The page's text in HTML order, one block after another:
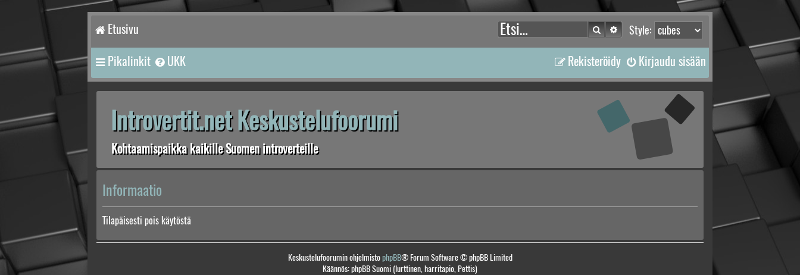
Etusivu Style:
Etsi Tarkennettu haku
Pikalinkit UKK Kirjaudu sisään
Rekisteröidy
Introvertit.net Keskustelufoorumi
Kohtaamispaikka kaikille Suomen introverteille
Informaatio
Tilapäisesti pois käytöstä
Keskustelufoorumin ohjelmistophpBB® Forum Software © phpBB Limited
Käännös: phpBB Suomi (lurttinen, harritapio, Pettis)